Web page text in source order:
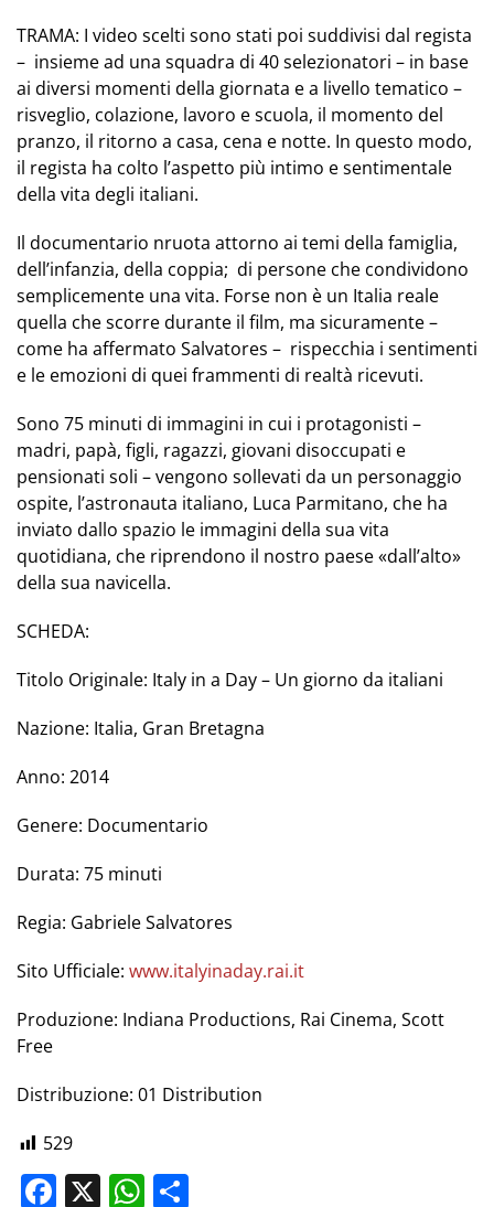
TRAMA: I video scelti sono stati poi suddivisi dal regista
– insieme ad una squadra di 40 selezionatori – in base
ai diversi momenti della giornata e a livello tematico –
risveglio, colazione, lavoro e scuola, il momento del
pranzo, il ritorno a casa, cena e notte. In questo modo,
il regista ha colto l’aspetto più intimo e sentimentale
della vita degli italiani.
Il documentario nruota attorno ai temi della famiglia,
dell’infanzia, della coppia; di persone che condividono
semplicemente una vita. Forse non è un Italia reale
quella che scorre durante il film, ma sicuramente –
come ha affermato Salvatores – rispecchia i sentimenti
e le emozioni di quei frammenti di realtà ricevuti.
Sono 75 minuti di immagini in cui i protagonisti –
madri, papà, figli, ragazzi, giovani disoccupati e
pensionati soli – vengono sollevati da un personaggio
ospite, l’astronauta italiano, Luca Parmitano, che ha
inviato dallo spazio le immagini della sua vita
quotidiana, che riprendono il nostro paese «dall’alto»
della sua navicella.
SCHEDA:
Titolo Originale: Italy in a Day – Un giorno da italiani
Nazione: Italia, Gran Bretagna
Anno: 2014
Genere: Documentario
Durata: 75 minuti
Regia: Gabriele Salvatores
Sito Ufficiale: www.italyinaday.rai.it
Produzione: Indiana Productions, Rai Cinema, Scott
Free
Distribuzione: 01 Distribution
529
Facebook
X WhatsApp